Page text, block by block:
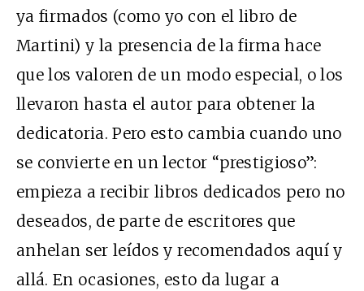
ya firmados (como yo con el libro de
Martini) y la presencia de la firma hace
que los valoren de un modo especial, o los
llevaron hasta el autor para obtener la
dedicatoria. Pero esto cambia cuando uno
se convierte en un lector “prestigioso”:
empieza a recibir libros dedicados pero no
deseados, de parte de escritores que
anhelan ser leídos y recomendados aquí y
allá. En ocasiones, esto da lugar a